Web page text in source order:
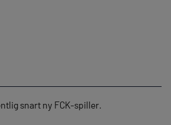
snart ny FCK-spiller.